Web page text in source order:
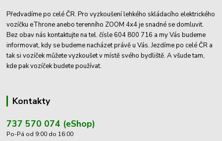
Předvadíme po celé ČR. Pro vyzkoušení lehkého skládacího elektrického
vozíčku eThrone anebo terenního ZOOM 4x4 je snadné se domluvit.
Bez obav nás kontaktujte na tel. čísle 604 800 716 a my Vás budeme
informovat, kdy se budeme nacházet právě u Vás. Jezdíme po celé ČR a
tak si vozíček můžete vyzkoušet v místě svého bydliště. A všude tam,
kde pak vozíček budete používat.
Kontakty
737 570 074 (eShop)
Po-Pá od 9:00 do 16:00